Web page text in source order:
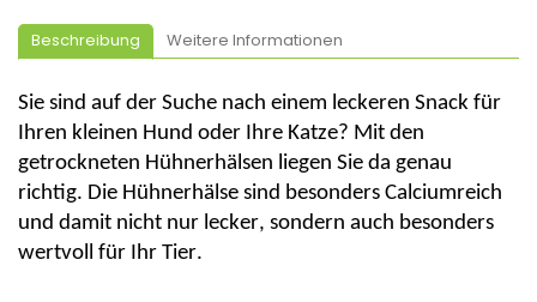
Beschreibung Weitere Informationen
Sie sind auf der Suche nach einem leckeren Snack für
Ihren kleinen Hund oder Ihre Katze? Mit den
getrockneten Hühnerhälsen liegen Sie da genau
richtig. Die Hühnerhälse sind besonders Calciumreich
und damit nicht nur lecker, sondern auch besonders
wertvoll für Ihr Tier.